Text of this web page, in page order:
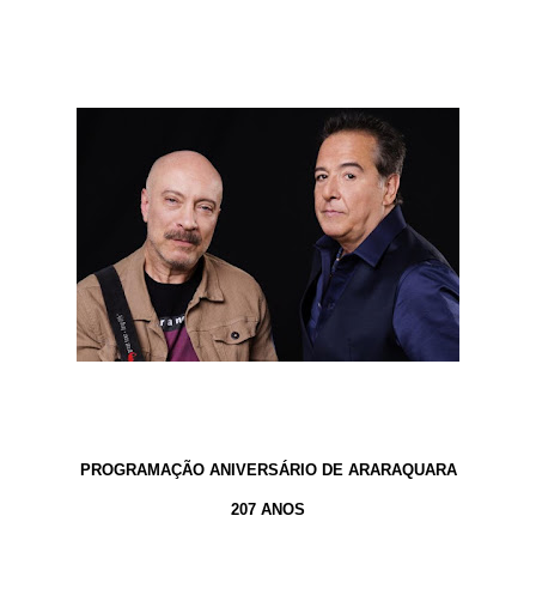
PROGRAMAÇÃO ANIVERSÁRIO DE ARARAQUARA
207 ANOS